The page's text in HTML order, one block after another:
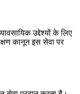
उद्देश्यों के लिए
कानून इस सेवा पर